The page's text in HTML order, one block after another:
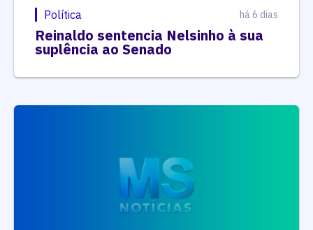
Política há 6 dias
Reinaldo sentencia Nelsinho à sua
suplência ao Senado